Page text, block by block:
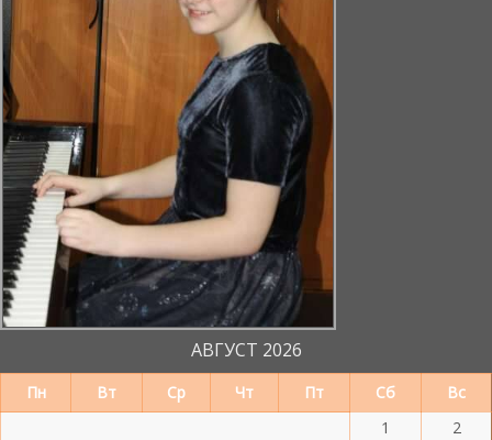
АВГУСТ 2026
Пн Вт Ср Чт Пт Сб Вс
1
2